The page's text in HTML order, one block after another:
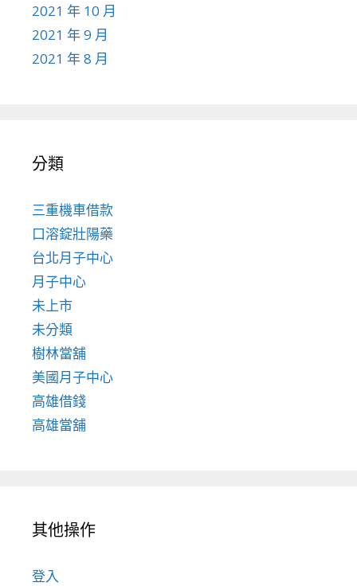
2021 年 10 月
2021 年 9 月
2021 年 8 月
分類
三重機車借款
口溶錠壯陽藥
台北月子中心
月子中心
未上市
未分類
樹林當舖
美國月子中心
高雄借錢
高雄當舖
其他操作
登入